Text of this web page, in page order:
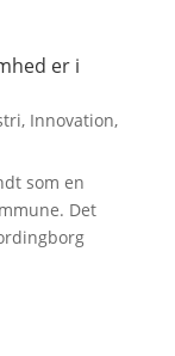
er i
, Innovation,
som en
Det